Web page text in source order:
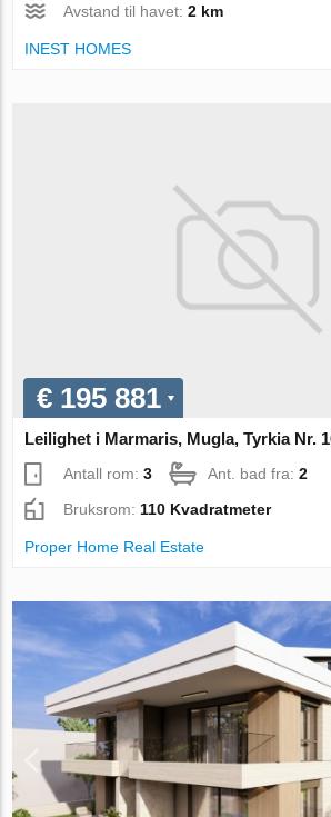
Avstand til havet:2 km
INEST HOMES
€ 195 881
Leilighet i Marmaris, Mugla, Tyrkia Nr.
Antall rom:3 Ant. bad fra:2
Bruksrom:110 Kvadratmeter
Proper Home Real Estate